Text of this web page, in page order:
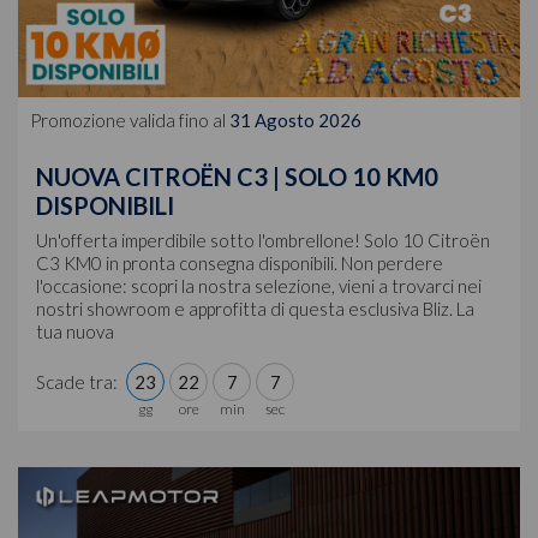
Promozione valida fino al 31 Agosto 2026
NUOVA CITROËN C3 | SOLO 10 KM0
DISPONIBILI
Un'offerta imperdibile sotto l'ombrellone! Solo 10 Citroën
C3 KM0 in pronta consegna disponibili. Non perdere
l'occasione: scopri la nostra selezione, vieni a trovarci nei
nostri showroom e approfitta di questa esclusiva Bliz. La
tua nuova
Scade tra: 23 22 7 4